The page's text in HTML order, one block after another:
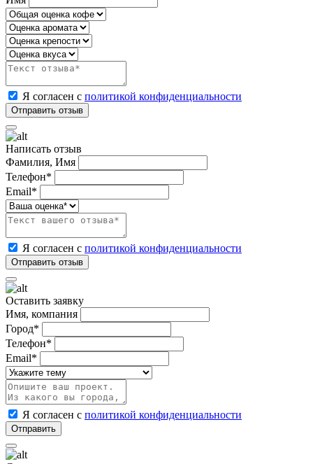
Я согласен с политикой конфиденциальности
Написать отзыв
Фамилия, Имя
Телефон*
Email*
Я согласен с политикой конфиденциальности
Оставить заявку
Имя, компания
Город*
Телефон*
Email*
Я согласен с политикой конфиденциальности